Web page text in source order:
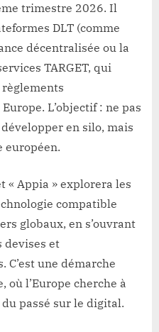
trimestre 2026. Il
DLT (comme
décentralisée ou la
TARGET, qui
L’objectif : ne pas
en silo, mais
européen.
« Appia » explorera les
compatible
globaux, en s’ouvrant
devises et
une démarche
l’Europe cherche à
passé sur le digital.